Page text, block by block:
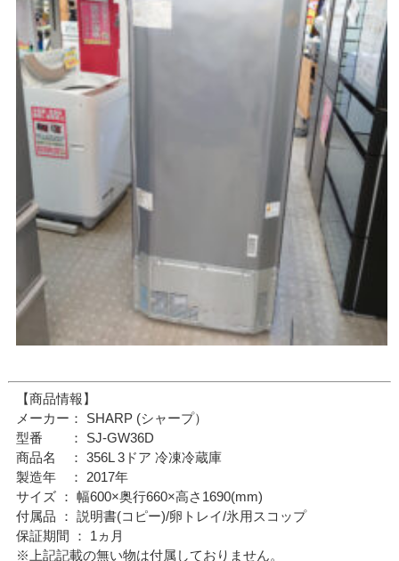
【商品情報】
メーカー： SHARP (シャープ）
型番 ： SJ-GW36D
商品名 ： 356L 3ドア 冷凍冷蔵庫
製造年 ： 2017年
サイズ ： 幅600×奥行660×高さ1690(mm)
付属品 ： 説明書(コピー)/卵トレイ/氷用スコップ
保証期間 ： 1ヵ月
※上記記載の無い物は付属しておりません。